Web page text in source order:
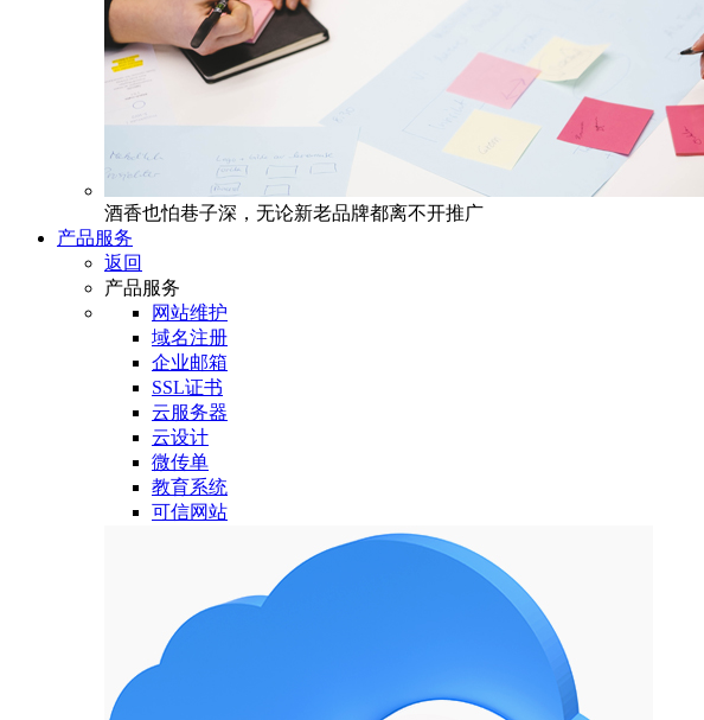
酒香也怕巷子深，无论新老品牌都离不开推广
产品服务
返回
产品服务
网站维护
域名注册
企业邮箱
SSL证书
云服务器
云设计
微传单
教育系统
可信网站